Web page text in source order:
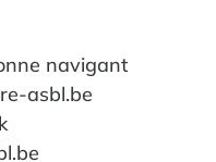
navigant
asbl.be